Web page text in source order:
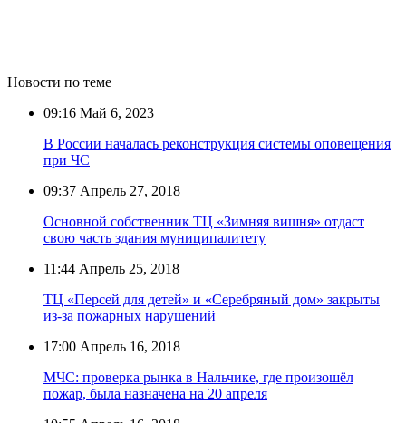
Новости по теме
09:16 Май 6, 2023
В России началась реконструкция системы оповещения
при ЧС
09:37 Апрель 27, 2018
Основной собственник ТЦ «Зимняя вишня» отдаст
свою часть здания муниципалитету
11:44 Апрель 25, 2018
ТЦ «Персей для детей» и «Серебряный дом» закрыты
из-за пожарных нарушений
17:00 Апрель 16, 2018
МЧС: проверка рынка в Нальчике, где произошёл
пожар, была назначена на 20 апреля